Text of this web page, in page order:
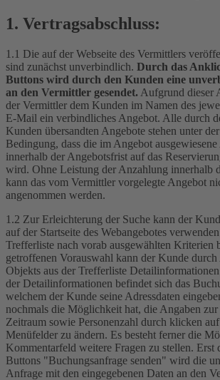
1. Vertragsabschluss:
1.1 Die auf der Webseite des Vermittlers
sind zunächst unverbindlich. Durch das
Buttons wird durch den Kunden eine
an den Vermittler gesendet. Aufgrund dieser
der Vermittler dem Kunden im Namen des
E-Mail ein verbindliches Angebot. Alle durch
Kunden übersandten Angebote stehen unter
Bedingung, dass die im Angebot
innerhalb der Angebotsfrist auf das
wird. Ohne Leistung der Anzahlung innerhalb
kann das vom Vermittler vorgelegte Angebot
angenommen werden.
1.2 Zur Erleichterung der Suche kann der
auf der Startseite des Webangebotes
Trefferliste nach vorab ausgewählten Kriterien
getroffenen Vorauswahl kann der Kunde
Objekts aus der Trefferliste
der Detailinformationen befindet sich das
welchem der Kunde seine Adressdaten
nochmals die Möglichkeit hat, die Angaben
Zeitraum sowie Personenzahl durch klicken
Menüfelder zu ändern. Es besteht ferner die
Kommentarfeld weitere Fragen zu stellen. Erst
Buttons "Buchungsanfrage senden" wird die
Anfrage mit den eingegebenen Daten an den